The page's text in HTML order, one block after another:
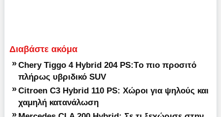
Διαβάστε ακόμα
» Chery Tiggo 4 Hybrid 204 PS:Tο πιο προσιτό
πλήρως υβριδικό SUV
» Citroen C3 Hybrid 110 PS: Χώροι για ψηλούς και
χαμηλή κατανάλωση
»